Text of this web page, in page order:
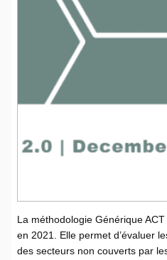
La méthodologie Générique
en 2021. Elle permet d’évaluer
des secteurs non couverts par